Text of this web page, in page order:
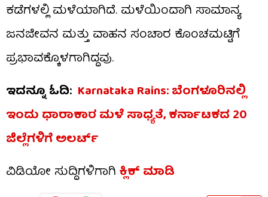
ಕಡೆಗಳಲ್ಲಿ ಮಳೆಯಾಗಿದೆ. ಮಳೆಯಿಂದಾಗಿ ಸಾಮಾನ್ಯ
ಜನಜೀವನ ಮತ್ತು ವಾಹನ ಸಂಚಾರ ಕೊಂಚಮಟ್ಟಿಗೆ
ಪ್ರಭಾವಕ್ಕೊಳಗಾಗಿದ್ದವು.
ಇದನ್ನೂ ಓದಿ: Karnataka Rains: ಬೆಂಗಳೂರಿನಲ್ಲಿ
ಇಂದು ಧಾರಾಕಾರ ಮಳೆ ಸಾಧ್ಯತೆ, ಕರ್ನಾಟಕದ 20
ಜಿಲ್ಲೆಗಳಿಗೆ ಅಲರ್ಟ್​
ವಿಡಿಯೋ ಸುದ್ದಿಗಳಿಗಾಗಿ ಕ್ಲಿಕ್ ಮಾಡಿ